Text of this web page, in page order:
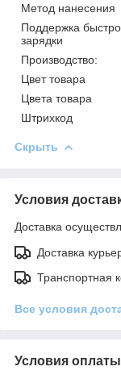
Метод нанесения
Поддержка
зарядки
Производство:
Цвет товара
Цвета товара
Штрихкод
Скрыть
Условия
Доставка
Доставка
Транспортная
Все условия
Условия оплаты